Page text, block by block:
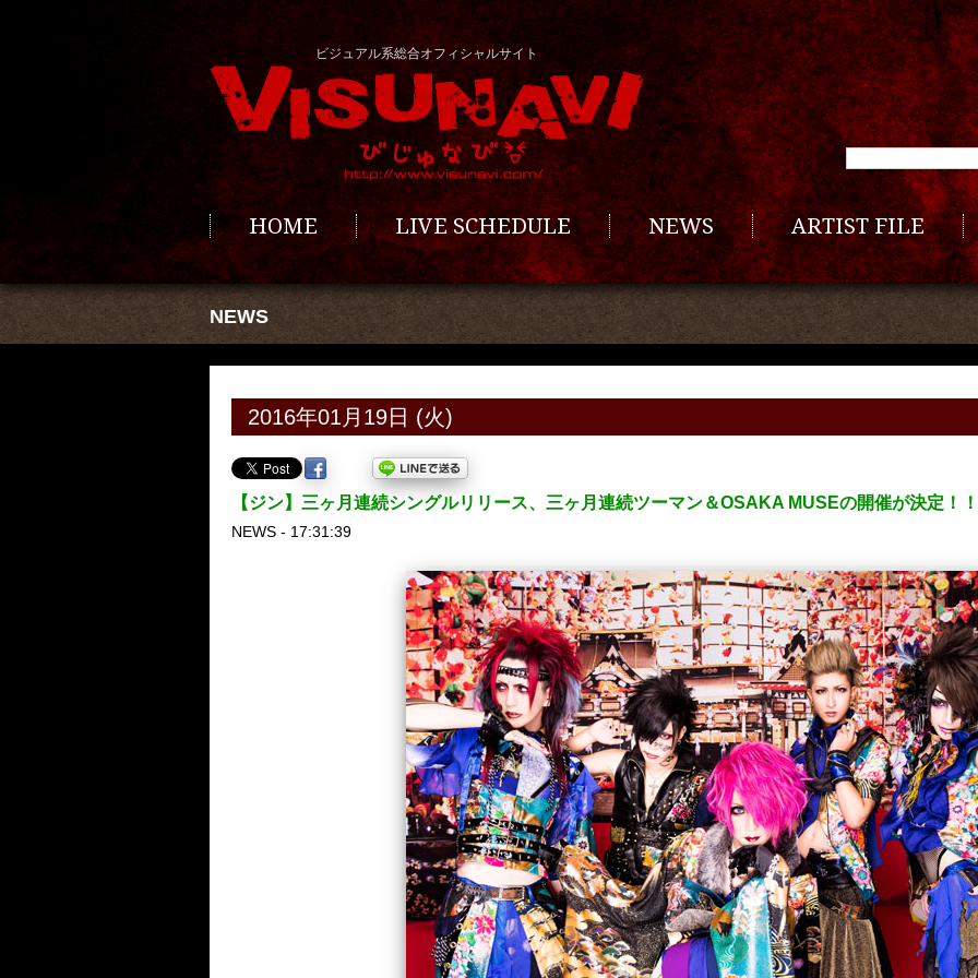
ビジュアル系総合オフィシャルサイト
HOME LIVE SCHEDULE NEWS ARTIST FILE
NEWS
2016年01月19日 (火)
【ジン】三ヶ月連続シングルリリース、三ヶ月連続ツーマン＆OSAKA MUSEの開催が決定！！
NEWS - 17:31:39